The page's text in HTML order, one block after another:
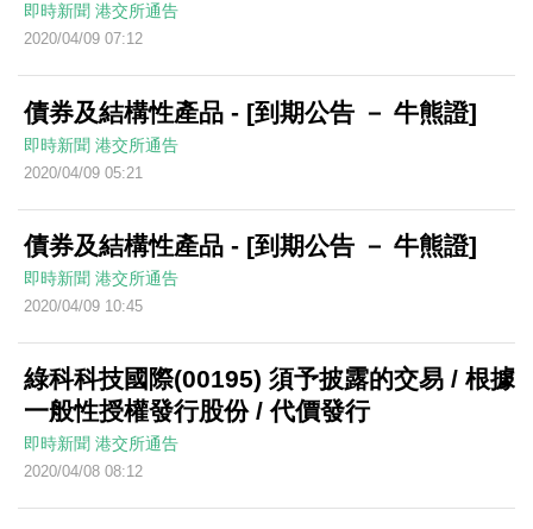
即時新聞 港交所通告
2020/04/09 07:12
債券及結構性產品 - [到期公告 － 牛熊證]
即時新聞 港交所通告
2020/04/09 05:21
債券及結構性產品 - [到期公告 － 牛熊證]
即時新聞 港交所通告
2020/04/09 10:45
綠科科技國際(00195) 須予披露的交易 / 根據
一般性授權發行股份 / 代價發行
即時新聞 港交所通告
2020/04/08 08:12